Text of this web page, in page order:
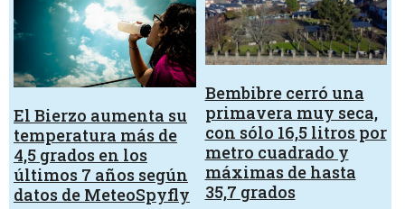
El Bierzo aumenta su
temperatura más de
4,5 grados en los
últimos 7 años según
datos de MeteoSpyfly
Bembibre cerró una
primavera muy seca,
con sólo 16,5 litros por
metro cuadrado y
máximas de hasta
35,7 grados